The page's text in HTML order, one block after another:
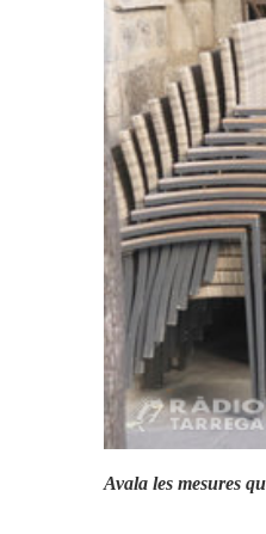
Actualitat